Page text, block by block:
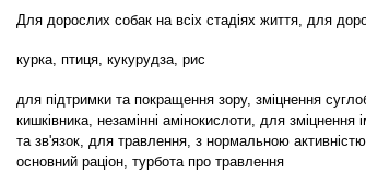
Для дорослих собак на всіх стадіях життя, для
курка, птиця, кукурудза, рис
для підтримки та покращення зору, зміцнення
кишківника, незамінні амінокислоти, для зміцнення
та зв'язок, для травлення, з нормальною
основний раціон, турбота про травлення